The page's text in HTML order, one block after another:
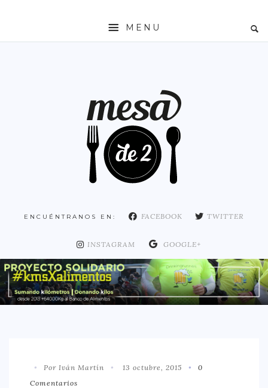
MENU
COMUNIDAD DE MADRID
DISTRITO ARGANZUELA
DISTRITO CHAMARTÍN
DISTRITO CHAMBERÍ
DISTRITO HORTALEZA
DISTRITO RETIRO
ENCUÉNTRANOS EN: FACEBOOK TWITTER
INSTAGRAM GOOGLE+
Por Iván Martín 13 octubre, 2015
0
Comentarios